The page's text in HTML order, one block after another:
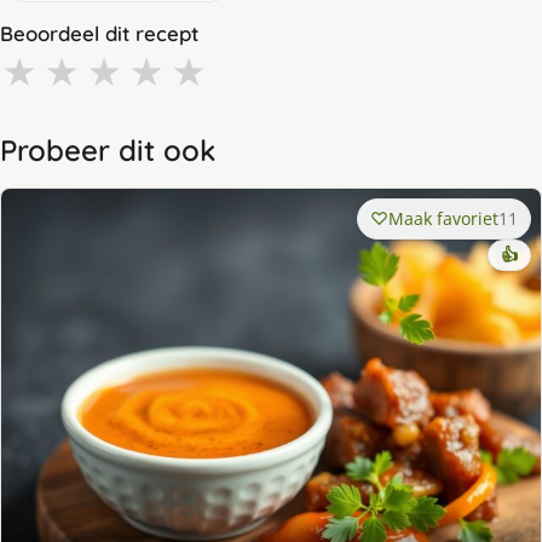
Beoordeel dit recept
★ ★ ★ ★ ★
Probeer dit ook
Maak favoriet11
👍